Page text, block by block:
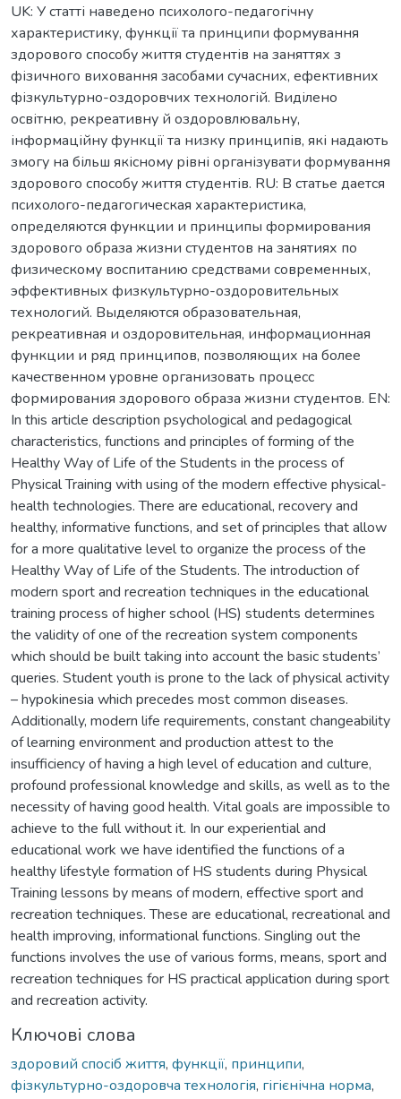
UK: У статті наведено психолого-педагогічну
характеристику, функції та принципи формування
здорового способу життя студентів на заняттях з
фізичного виховання засобами сучасних, ефективних
фізкультурно-оздоровчих технологій. Виділено
освітню, рекреативну й оздоровлювальну,
інформаційну функції та низку принципів, які надають
змогу на більш якісному рівні організувати формування
здорового способу життя студентів. RU: В статье дается
психолого-педагогическая характеристика,
определяются функции и принципы формирования
здорового образа жизни студентов на занятиях по
физическому воспитанию средствами современных,
эффективных физкультурно-оздоровительных
технологий. Выделяются образовательная,
рекреативная и оздоровительная, информационная
функции и ряд принципов, позволяющих на более
качественном уровне организовать процесс
формирования здорового образа жизни студентов. EN:
In this article description psychological and pedagogical
characteristics, functions and principles of forming of the
Healthy Way of Life of the Students in the process of
Physical Training with using of the modern effective physical-
health technologies. There are educational, recovery and
healthy, informative functions, and set of principles that allow
for a more qualitative level to organize the process of the
Healthy Way of Life of the Students. The introduction of
modern sport and recreation techniques in the educational
training process of higher school (HS) students determines
the validity of one of the recreation system components
which should be built taking into account the basic students’
queries. Student youth is prone to the lack of physical activity
– hypokinesia which precedes most common diseases.
Additionally, modern life requirements, constant changeability
of learning environment and production attest to the
insufficiency of having a high level of education and culture,
profound professional knowledge and skills, as well as to the
necessity of having good health. Vital goals are impossible to
achieve to the full without it. In our experiential and
educational work we have identified the functions of a
healthy lifestyle formation of HS students during Physical
Training lessons by means of modern, effective sport and
recreation techniques. These are educational, recreational and
health improving, informational functions. Singling out the
functions involves the use of various forms, means, sport and
recreation techniques for HS practical application during sport
and recreation activity.
Ключові слова
здоровий спосіб життя, функції, принципи,
фізкультурно-оздоровча технологія, гігієнічна норма,